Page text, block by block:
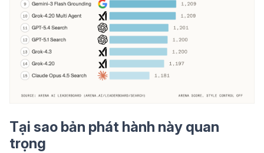
Tại sao bản phát hành này quan
trọng